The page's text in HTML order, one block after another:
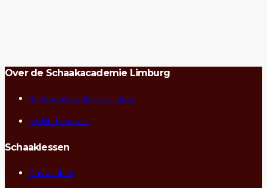
Over de Schaakacademie Limburg
De Schaakacademie Limburg
Uw kind centraal
Schaaklessen
Ons aanbod